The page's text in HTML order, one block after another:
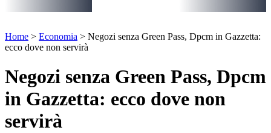
I più cercati
Lorem ipsum dolor sit amet consectetur
Lorem ipsum dolor sit amet consectetur
Home > Economia > Negozi senza Green Pass, Dpcm in Gazzetta:
ecco dove non servirà
Negozi senza Green Pass, Dpcm
in Gazzetta: ecco dove non
servirà